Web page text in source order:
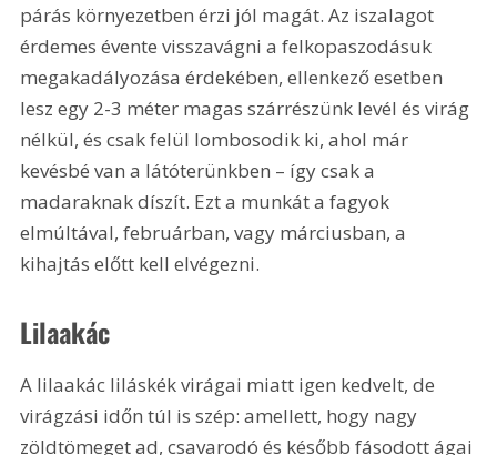
párás környezetben érzi jól magát. Az iszalagot
érdemes évente visszavágni a felkopaszodásuk
megakadályozása érdekében, ellenkező esetben
lesz egy 2-3 méter magas szárrészünk levél és virág
nélkül, és csak felül lombosodik ki, ahol már
kevésbé van a látóterünkben – így csak a
madaraknak díszít. Ezt a munkát a fagyok
elmúltával, februárban, vagy márciusban, a
kihajtás előtt kell elvégezni.
Lilaakác
A lilaakác liláskék virágai miatt igen kedvelt, de
virágzási időn túl is szép: amellett, hogy nagy
zöldtömeget ad, csavarodó és később fásodott ágai